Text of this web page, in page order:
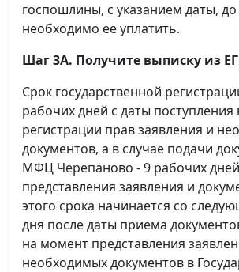
госпошлины, с указанием даты,
необходимо ее уплатить.
Шаг 3А. Получите выписку из
Срок государственной
рабочих дней с даты поступления
регистрации прав заявления и
документов, а в случае подачи
МФЦ Черепаново - 9 рабочих
представления заявления и
этого срока начинается со
дня после даты приема
на момент представления
необходимых документов в